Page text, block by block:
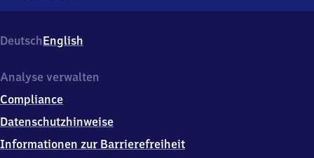
Teinach-
Neubulach,
Teinach
7
5
6
DeutschEnglish
Analyse verwalten
Compliance
Datenschutzhinweise
Informationen zur Barrierefreiheit